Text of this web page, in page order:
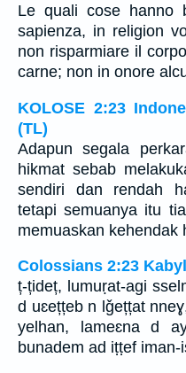
Le quali cose hanno
sapienza, in religion
non risparmiare il
carne; non in onore
KOLOSE 2:23
(TL)
Adapun segala
hikmat sebab
sendiri dan rendah
tetapi semuanya itu
memuaskan kehendak
Colossians 2:23
ț-țideț, lumuṛat-agi
d uɛețțeb n lǧețțat
yelhan, lameɛna d
bunadem ad iṭṭef iman-